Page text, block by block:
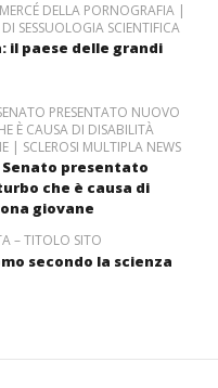
DELLA PORNOGRAFIA |
SESSUOLOGIA SCIENTIFICA
il paese delle grandi
PRESENTATO NUOVO
È CAUSA DI DISABILITÀ
| SCLEROSI MULTIPLA NEWS
presentato
che è causa di
giovane
– TITOLO SITO
secondo la scienza